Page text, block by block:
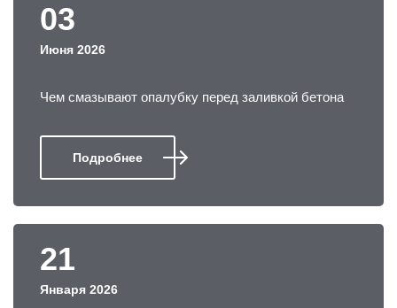
03
Июня 2026
Чем смазывают опалубку перед заливкой бетона
Подробнее
21
Января 2026